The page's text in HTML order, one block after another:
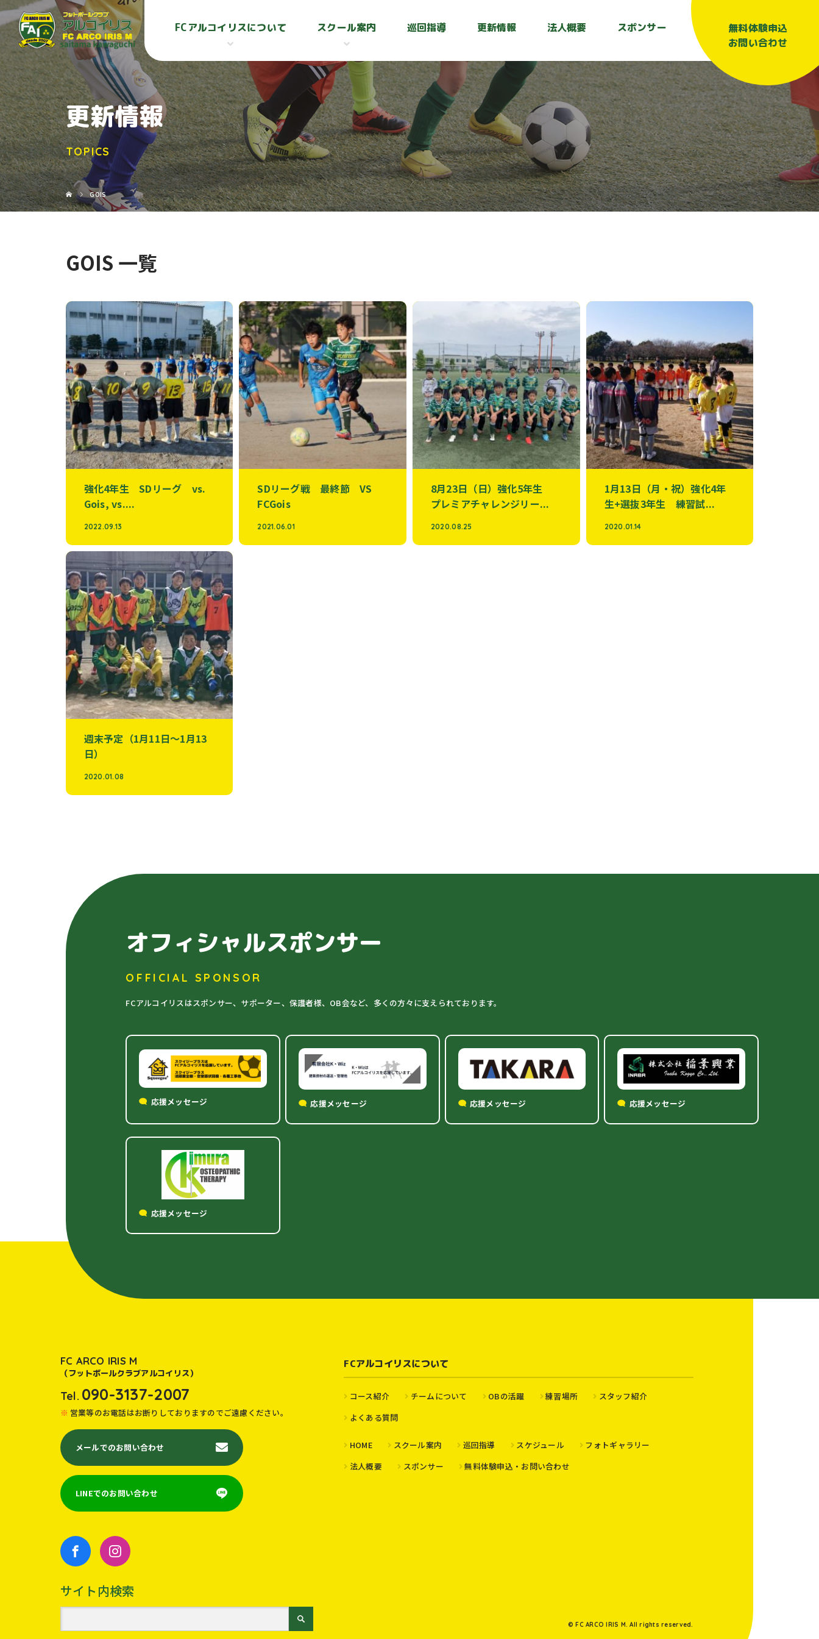
FCアルコイリスについて スクール案内 巡回指導 更新情報 法人概要 スポンサー
無料体験申込
お問い合わせ
更新情報
TOPICS
GOIS
GOIS 一覧
強化4年生 SDリーグ vs.
Gois, vs....
2022.09.13
SDリーグ戦 最終節 VS
FCGois
2021.06.01
8月23日（日）強化5年生
プレミアチャレンジリー...
2020.08.25
1月13日（月・祝）強化4年
生+選抜3年生 練習試...
2020.01.14
週末予定（1月11日～1月13
日）
2020.01.08
オフィシャルスポンサー
OFFICIAL SPONSOR
FCアルコイリスはスポンサー、サポーター、保護者様、OB会など、多くの方々に支えられております。
応援メッセージ 応援メッセージ 応援メッセージ 応援メッセージ
応援メッセージ
FC ARCO IRIS M
（フットボールクラブアルコイリス）
Tel. 090-3137-2007
営業等のお電話はお断りしておりますのでご遠慮ください。
メールでのお問い合わせ
LINEでのお問い合わせ
サイト内検索
FCアルコイリスについて
コース紹介 チームについて OBの活躍 練習場所
スタッフ紹介
よくある質問
HOME スクール案内 巡回指導 スケジュール
フォトギャラリー
法人概要
スポンサー 無料体験申込・お問い合わせ
© FC ARCO IRIS M. All rights reserved.